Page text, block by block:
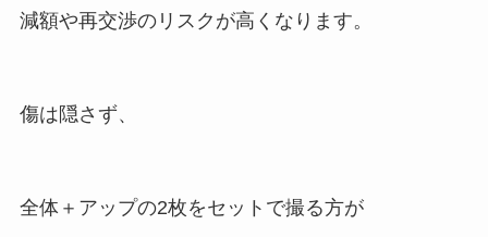
減額や再交渉のリスクが高くなります。
傷は隠さず、
全体＋アップの2枚をセットで撮る方が